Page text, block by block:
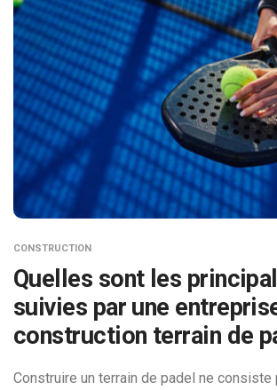
CONSTRUCTION
Quelles sont les
suivies par une
construction terrain de
Construire un terrain de padel ne